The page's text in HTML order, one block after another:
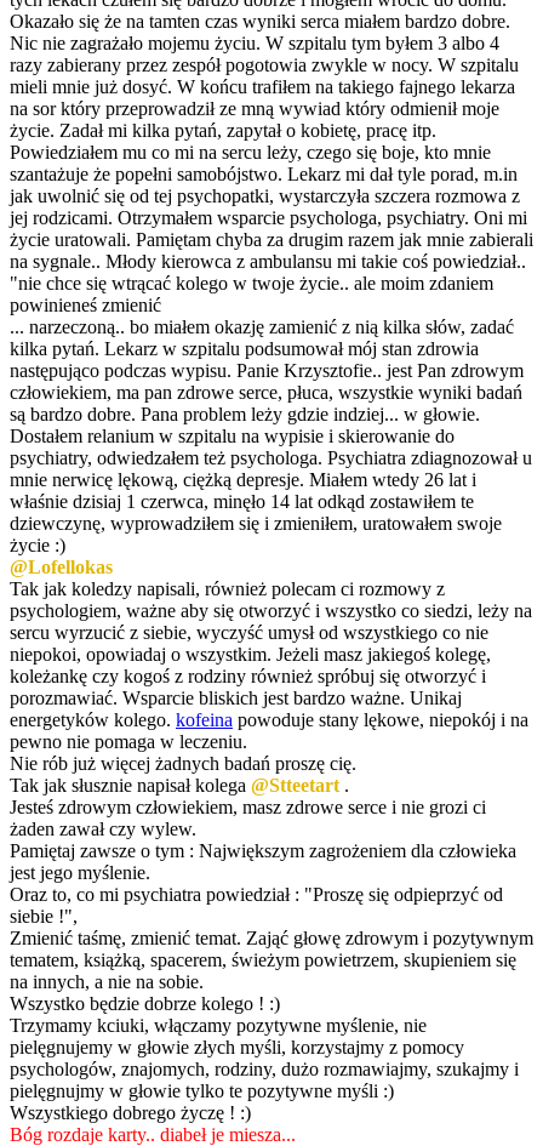
Okazało się że na tamten czas wyniki serca miałem bardzo dobre.
Nic nie zagrażało mojemu życiu. W szpitalu tym byłem 3 albo 4
razy zabierany przez zespół pogotowia zwykle w nocy. W szpitalu
mieli mnie już dosyć. W końcu trafiłem na takiego fajnego lekarza
na sor który przeprowadził ze mną wywiad który odmienił moje
życie. Zadał mi kilka pytań, zapytał o kobietę, pracę itp.
Powiedziałem mu co mi na sercu leży, czego się boje, kto mnie
szantażuje że popełni samobójstwo. Lekarz mi dał tyle porad, m.in
jak uwolnić się od tej psychopatki, wystarczyła szczera rozmowa z
jej rodzicami. Otrzymałem wsparcie psychologa, psychiatry. Oni mi
życie uratowali. Pamiętam chyba za drugim razem jak mnie zabierali
na sygnale.. Młody kierowca z ambulansu mi takie coś powiedział..
"nie chce się wtrącać kolego w twoje życie.. ale moim zdaniem
powinieneś zmienić
... narzeczoną.. bo miałem okazję zamienić z nią kilka słów, zadać
kilka pytań. Lekarz w szpitalu podsumował mój stan zdrowia
następująco podczas wypisu. Panie Krzysztofie.. jest Pan zdrowym
człowiekiem, ma pan zdrowe serce, płuca, wszystkie wyniki badań
są bardzo dobre. Pana problem leży gdzie indziej... w głowie.
Dostałem relanium w szpitalu na wypisie i skierowanie do
psychiatry, odwiedzałem też psychologa. Psychiatra zdiagnozował u
mnie nerwicę lękową, ciężką depresje. Miałem wtedy 26 lat i
właśnie dzisiaj 1 czerwca, minęło 14 lat odkąd zostawiłem te
dziewczynę, wyprowadziłem się i zmieniłem, uratowałem swoje
życie :)
@Lofellokas
Tak jak koledzy napisali, również polecam ci rozmowy z
psychologiem, ważne aby się otworzyć i wszystko co siedzi, leży na
sercu wyrzucić z siebie, wyczyść umysł od wszystkiego co nie
niepokoi, opowiadaj o wszystkim. Jeżeli masz jakiegoś kolegę,
koleżankę czy kogoś z rodziny również spróbuj się otworzyć i
porozmawiać. Wsparcie bliskich jest bardzo ważne. Unikaj
energetyków kolego. kofeina powoduje stany lękowe, niepokój i na
pewno nie pomaga w leczeniu.
Nie rób już więcej żadnych badań proszę cię.
Tak jak słusznie napisał kolega @Stteetart .
Jesteś zdrowym człowiekiem, masz zdrowe serce i nie grozi ci
żaden zawał czy wylew.
Pamiętaj zawsze o tym : Największym zagrożeniem dla człowieka
jest jego myślenie.
Oraz to, co mi psychiatra powiedział : "Proszę się odpieprzyć od
siebie !",
Zmienić taśmę, zmienić temat. Zająć głowę zdrowym i pozytywnym
tematem, książką, spacerem, świeżym powietrzem, skupieniem się
na innych, a nie na sobie.
Wszystko będzie dobrze kolego ! :)
Trzymamy kciuki, włączamy pozytywne myślenie, nie
pielęgnujemy w głowie złych myśli, korzystajmy z pomocy
psychologów, znajomych, rodziny, dużo rozmawiajmy, szukajmy i
pielęgnujmy w głowie tylko te pozytywne myśli :)
Wszystkiego dobrego życzę ! :)
Bóg rozdaje karty.. diabeł je miesza...